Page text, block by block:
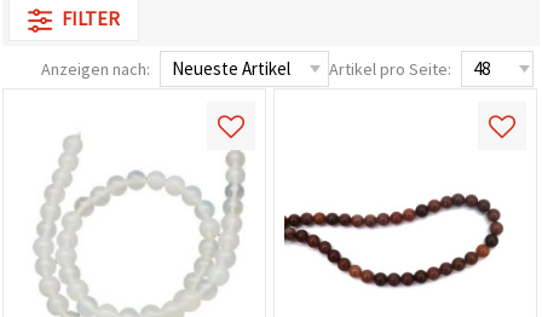
FILTER
Anzeigen nach: Artikel pro Seite: